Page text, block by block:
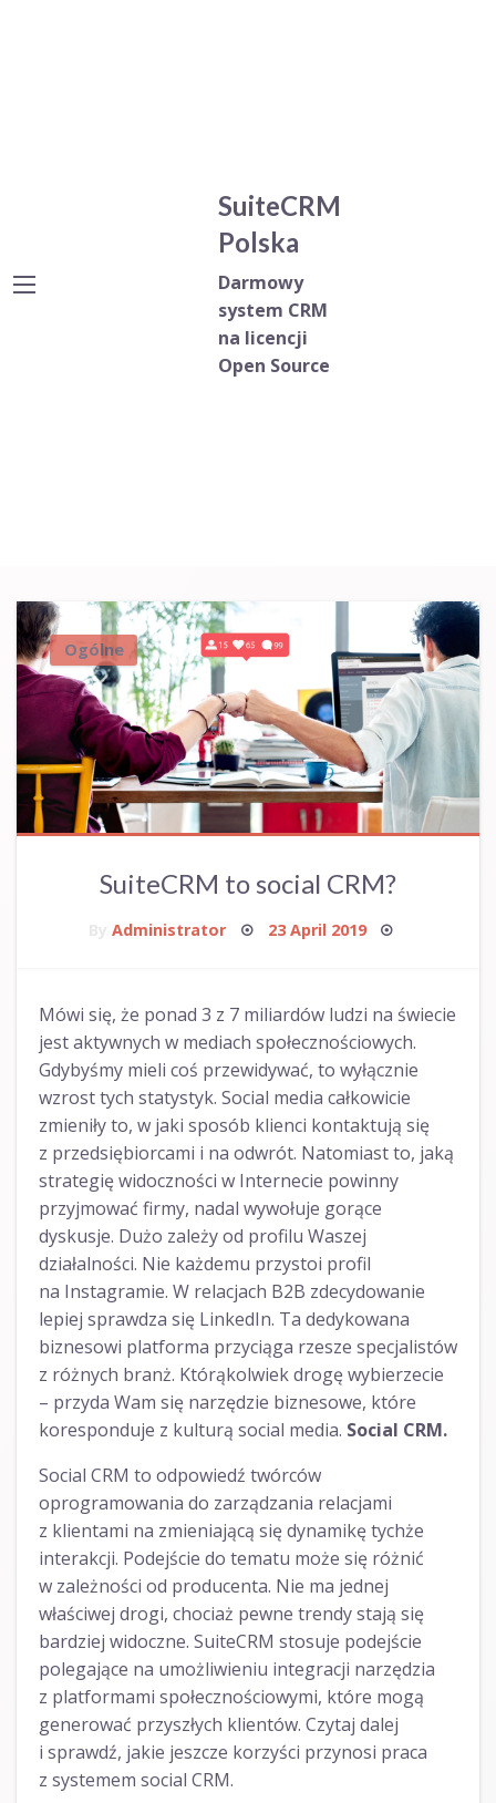
SuiteCRM
Polska
Darmowy
system CRM
na licencji
Open Source
Ogólne
SuiteCRM to social CRM?
ByAdministrator Posted
23 April 2019
Mówi się, że ponad 3 z 7 miliardów ludzi na świecie
jest aktywnych w mediach społecznościowych.
Gdybyśmy mieli coś przewidywać, to wyłącznie
wzrost tych statystyk. Social media całkowicie
zmieniły to, w jaki sposób klienci kontaktują się
z przedsiębiorcami i na odwrót. Natomiast to, jaką
strategię widoczności w Internecie powinny
przyjmować firmy, nadal wywołuje gorące
dyskusje. Dużo zależy od profilu Waszej
działalności. Nie każdemu przystoi profil
na Instagramie. W relacjach B2B zdecydowanie
lepiej sprawdza się LinkedIn. Ta dedykowana
biznesowi platforma przyciąga rzesze specjalistów
z różnych branż. Którąkolwiek drogę wybierzecie
– przyda Wam się narzędzie biznesowe, które
koresponduje z kulturą social media. Social CRM.
Social CRM to odpowiedź twórców
oprogramowania do zarządzania relacjami
z klientami na zmieniającą się dynamikę tychże
interakcji. Podejście do tematu może się różnić
w zależności od producenta. Nie ma jednej
właściwej drogi, chociaż pewne trendy stają się
bardziej widoczne. SuiteCRM stosuje podejście
polegające na umożliwieniu integracji narzędzia
z platformami społecznościowymi, które mogą
generować przyszłych klientów. Czytaj dalej
i sprawdź, jakie jeszcze korzyści przynosi praca
z systemem social CRM.